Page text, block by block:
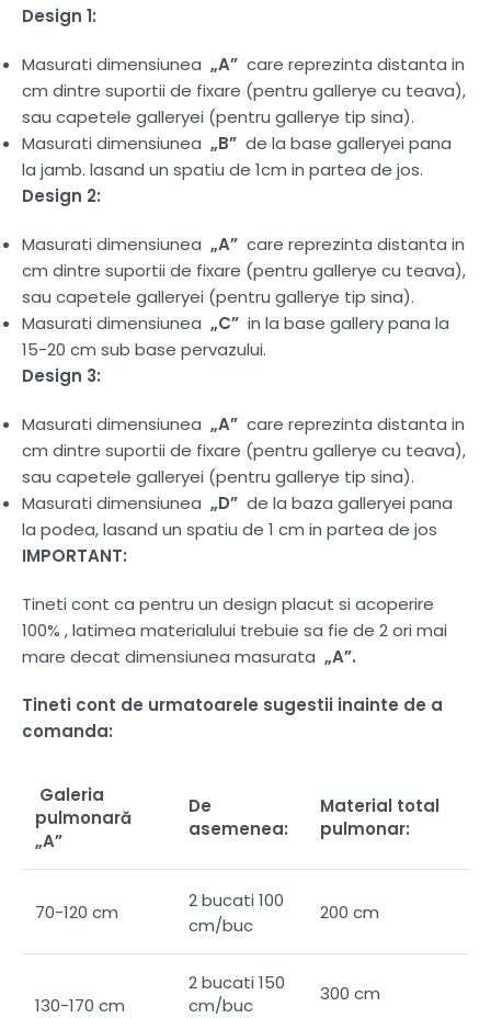
Design 1:
Masurati dimensiunea „A” care reprezinta distanta in
cm dintre suportii de fixare (pentru gallerye cu teava),
sau capetele galleryei (pentru gallerye tip sina).
Masurati dimensiunea „B” de la base galleryei pana
la jamb. lasand un spatiu de 1cm in partea de jos.
Design 2:
Masurati dimensiunea „A” care reprezinta distanta in
cm dintre suportii de fixare (pentru gallerye cu teava),
sau capetele galleryei (pentru gallerye tip sina).
Masurati dimensiunea „C” in la base gallery pana la
15-20 cm sub base pervazului.
Design 3:
Masurati dimensiunea „A” care reprezinta distanta in
cm dintre suportii de fixare (pentru gallerye cu teava),
sau capetele galleryei (pentru gallerye tip sina).
Masurati dimensiunea „D” de la baza galleryei pana
la podea, lasand un spatiu de 1 cm in partea de jos
IMPORTANT:
Tineti cont ca pentru un design placut si acoperire
100% , latimea materialului trebuie sa fie de 2 ori mai
mare decat dimensiunea masurata „A”.
Tineti cont de urmatoarele sugestii inainte de a
comanda:
Galeria
pulmonară
„A”
De
asemenea:
Material total
pulmonar:
70-120 cm
2 bucati 100
cm/buc
200 cm
130-170 cm
2 bucati 150
cm/buc
300 cm